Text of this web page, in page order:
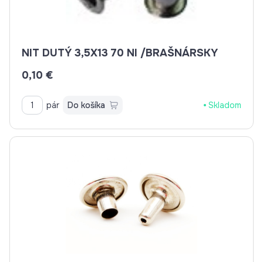
NIT DUTÝ 3,5X13 70 NI /BRAŠNÁRSKY
0,10 €
pár Do košíka Skladom